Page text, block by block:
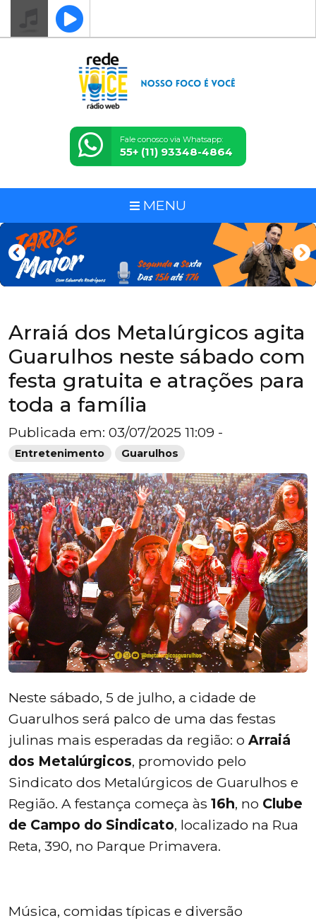
Fale conosco via Whatsapp:
55+ (11) 93348-4864
MENU
Arraiá dos Metalúrgicos agita
Guarulhos neste sábado com
festa gratuita e atrações para
toda a família
Publicada em: 03/07/2025 11:09 -
Entretenimento Guarulhos
Neste sábado, 5 de julho, a cidade de
Guarulhos será palco de uma das festas
julinas mais esperadas da região: o Arraiá
dos Metalúrgicos, promovido pelo
Sindicato dos Metalúrgicos de Guarulhos e
Região. A festança começa às 16h, no Clube
de Campo do Sindicato, localizado na Rua
Reta, 390, no Parque Primavera.
Música, comidas típicas e diversão